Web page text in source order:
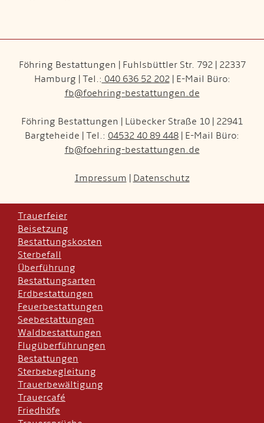
Föhring Bestattungen | Fuhlsbüttler Str. 792 | 22337
Hamburg | Tel.: 040 636 52 202| E-Mail Büro:
fb@foehring-bestattungen.de
Föhring Bestattungen | Lübecker Straße 10 | 22941
Bargteheide | Tel.: 04532 40 89 448 | E-Mail Büro:
fb@foehring-bestattungen.de
Impressum | Datenschutz
Trauerfeier
Beisetzung
Bestattungskosten
Sterbefall
Überführung
Bestattungsarten
Erdbestattungen
Feuerbestattungen
Seebestattungen
Waldbestattungen
Flugüberführungen
Bestattungen
Sterbebegleitung
Trauerbewältigung
Trauercafé
Friedhöfe